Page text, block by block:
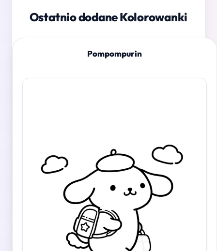
Ostatnio dodane Kolorowanki
Pompompurin